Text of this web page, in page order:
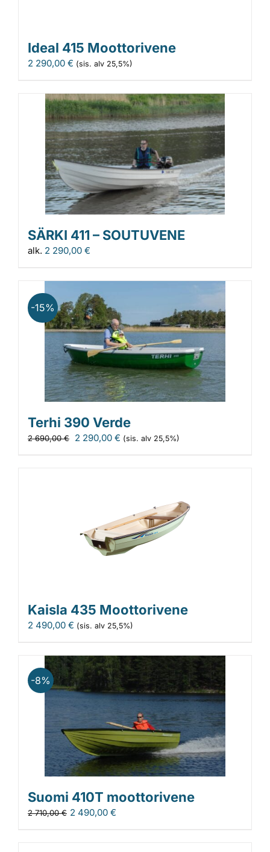
Ideal 415 Moottorivene
2 290,00 € (sis. alv 25,5%)
SÄRKI 411 – SOUTUVENE
alk. 2 290,00 €
-15%
Terhi 390 Verde
2 690,00€
Alkuperäinen
2 290,00 € Nykyinen
(sis. alv 25,5%)
Kaisla 435 Moottorivene
2 490,00 € (sis. alv 25,5%)
-8%
Suomi 410T moottorivene
2 710,00€ 2 490,00 €